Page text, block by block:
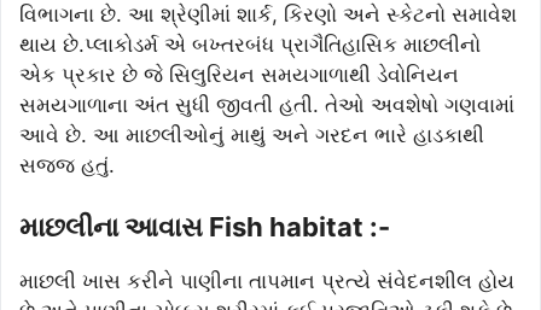
વિભાગના છે. આ શ્રેણીમાં શાર્ક, કિરણો અને સ્કેટનો સમાવેશ
થાય છે.પ્લાકોડર્મ એ બખ્તરબંધ પ્રાગૈતિહાસિક માછલીનો
એક પ્રકાર છે જે સિલુરિયન સમયગાળાથી ડેવોનિયન
સમયગાળાના અંત સુધી જીવતી હતી. તેઓ અવશેષો ગણવામાં
આવે છે. આ માછલીઓનું માથું અને ગરદન ભારે હાડકાથી
સજ્જ હતું.
માછલીના આવાસ Fish habitat :-
માછલી ખાસ કરીને પાણીના તાપમાન પ્રત્યે સંવેદનશીલ હોય